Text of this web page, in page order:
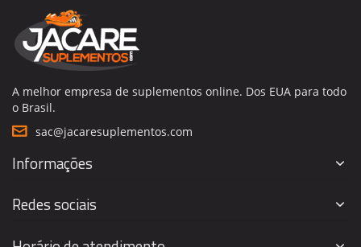
A melhor empresa de suplementos online. Dos EUA para todo
o Brasil.
sac@jacaresuplementos.com
Informações
Redes sociais